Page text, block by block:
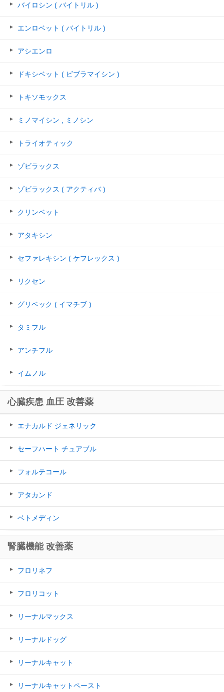
バイロシン ( バイトリル )
エンロベット ( バイトリル )
アシエンロ
ドキシベット ( ビブラマイシン )
トキソモックス
ミノマイシン , ミノシン
トライオティック
ゾビラックス
ゾビラックス ( アクティバ )
クリンベット
アタキシン
セファレキシン ( ケフレックス )
リクセン
グリベック ( イマチブ )
タミフル
アンチフル
イムノル
心臓疾患 血圧 改善薬
エナカルド ジェネリック
セーフハート チュアブル
フォルテコール
アタカンド
ベトメディン
腎臓機能 改善薬
フロリネフ
フロリコット
リーナルマックス
リーナルドッグ
リーナルキャット
リーナルキャットペースト